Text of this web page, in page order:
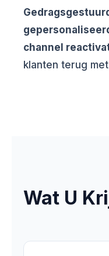
channel
klanten terug
Wat U